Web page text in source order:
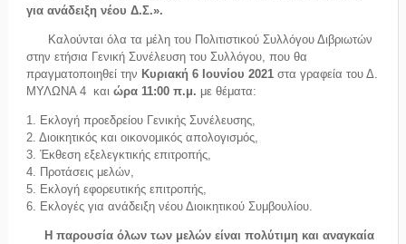
για ανάδειξη νέου Δ.Σ.».
Καλούνται όλα τα μέλη του Πολιτιστικού Συλλόγου Διβριωτών
στην ετήσια Γενική Συνέλευση του Συλλόγου, που θα
πραγματοποιηθεί την Κυριακή 6 Ιουνίου 2021στα γραφεία του Δ.
ΜΥΛΩΝΑ 4 και ώρα 11:00 π.μ. με θέματα:
1. Εκλογή προεδρείου Γενικής Συνέλευσης,
2. Διοικητικός και οικονομικός απολογισμός,
3. Έκθεση εξελεγκτικής επιτροπής,
4. Προτάσεις μελών,
5. Εκλογή εφορευτικής επιτροπής,
6. Εκλογές για ανάδειξη νέου Διοικητικού Συμβουλίου.
Η παρουσία όλων των μελών είναι πολύτιμη και αναγκαία